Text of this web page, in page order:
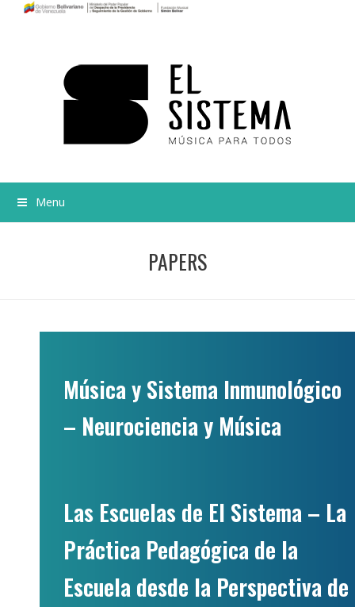
Menu
PAPERS
MúsicaySistema Inmunológico
– Neurocienciay Música
Las Escuelas de El Sistema – La
Práctica Pedagógica de la
Escuela desde la Perspectiva de